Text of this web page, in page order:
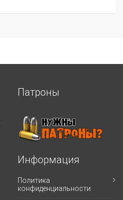
Патроны
Информация
Политика
конфиденциальности